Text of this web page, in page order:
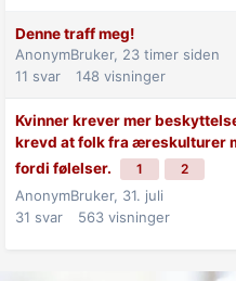
Denne traff meg!
AnonymBruker, 23 timer siden
11 svar 148 visninger
Kvinner krever mer
krevd at folk fra æreskulturer
fordi følelser.
1 2
AnonymBruker, 31. juli
31 svar 563 visninger